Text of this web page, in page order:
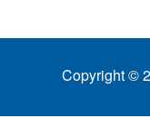
Copyright ©